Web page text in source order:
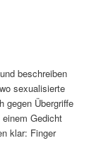
beschreiben
sexualisierte
gegen Übergriffe
Gedicht
klar: Finger